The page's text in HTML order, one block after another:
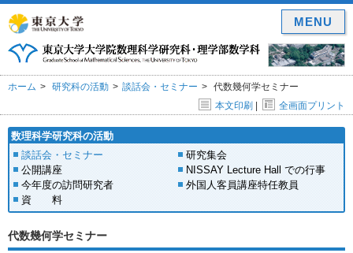
ホーム 研究科の活動 談話会・セミナー
代数幾何学セミナー
本文印刷 | 全画面プリント
数理科学研究科の活動
談話会・セミナー
研究集会
公開講座
NISSAY Lecture Hall での行事
今年度の訪問研究者
外国人客員講座特任教員
資 料
代数幾何学セミナー
MENU